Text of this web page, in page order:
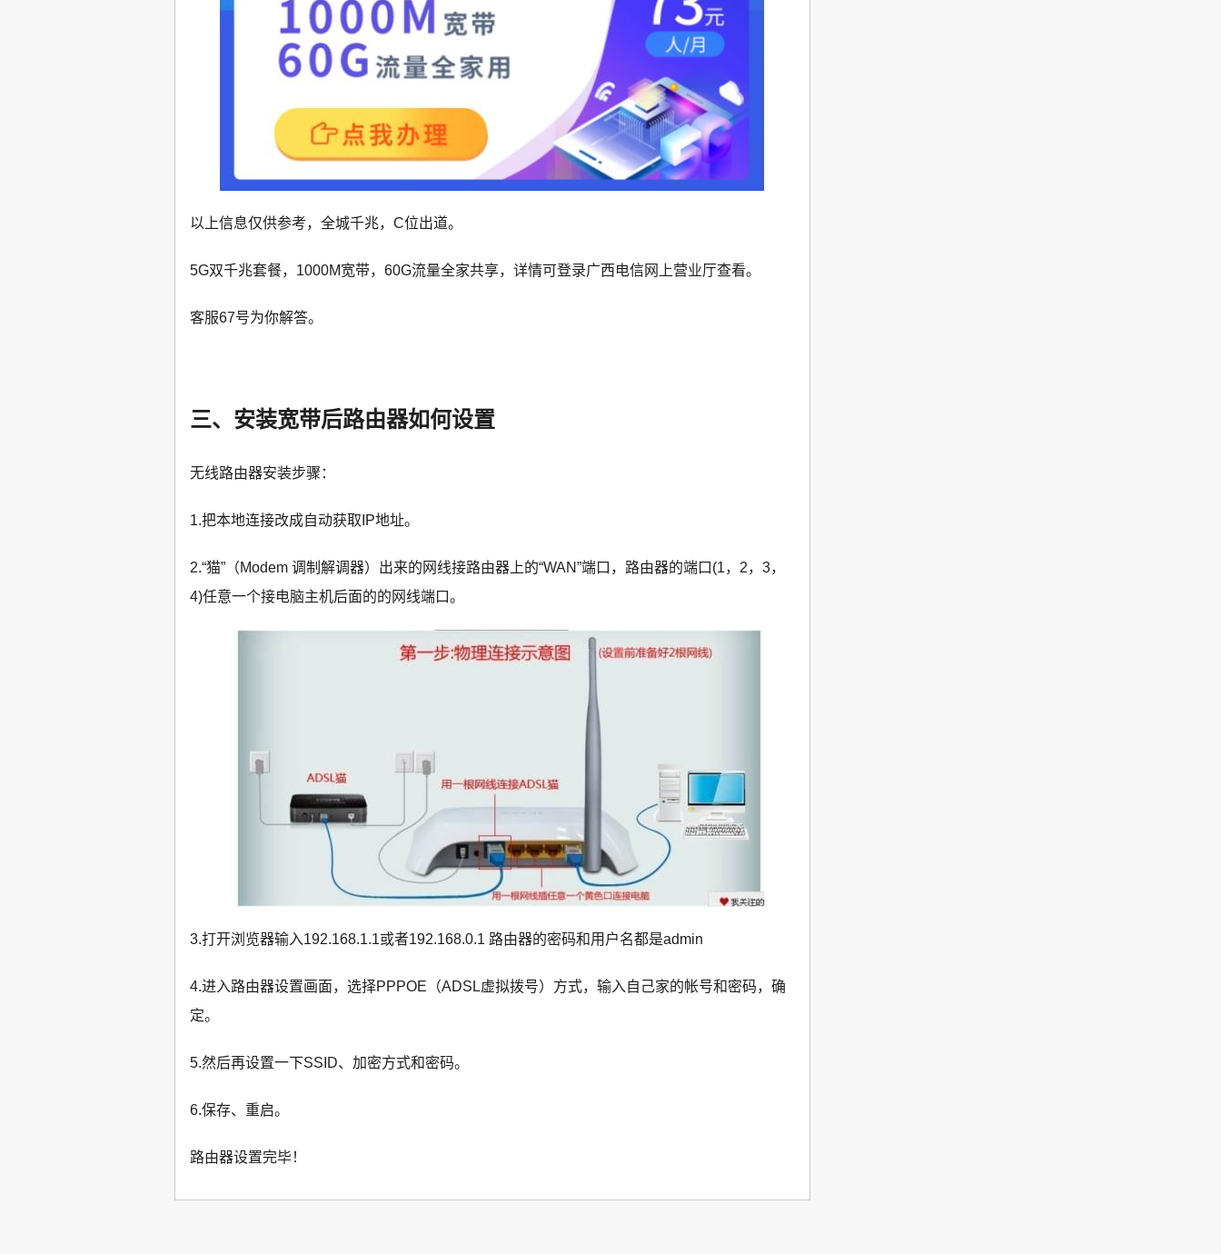
以上信息仅供参考，全城千兆，C位出道。
5G双千兆套餐，1000M宽带，60G流量全家共享，详情可登录广西电信网上营业厅查看。
客服67号为你解答。
三、安装宽带后路由器如何设置
无线路由器安装步骤：
1.把本地连接改成自动获取IP地址。
2.“猫”（Modem 调制解调器）出来的网线接路由器上的“WAN”端口，路由器的端口(1，2，3，
4)任意一个接电脑主机后面的的网线端口。
3.打开浏览器输入192.168.1.1或者192.168.0.1 路由器的密码和用户名都是admin
4.进入路由器设置画面，选择PPPOE（ADSL虚拟拨号）方式，输入自己家的帐号和密码，确
定。
5.然后再设置一下SSID、加密方式和密码。
6.保存、重启。
路由器设置完毕！